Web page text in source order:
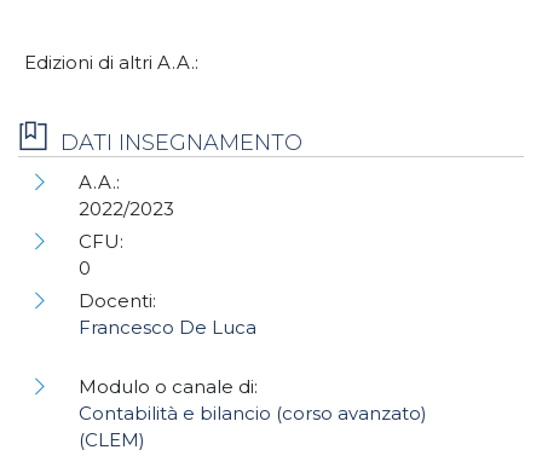
Edizioni di altri A.A.:
DATI INSEGNAMENTO
A.A.:
2022/2023
CFU:
0
Docenti:
Francesco De Luca
Modulo o canale di:
Contabilità e bilancio (corso avanzato)
(CLEM)